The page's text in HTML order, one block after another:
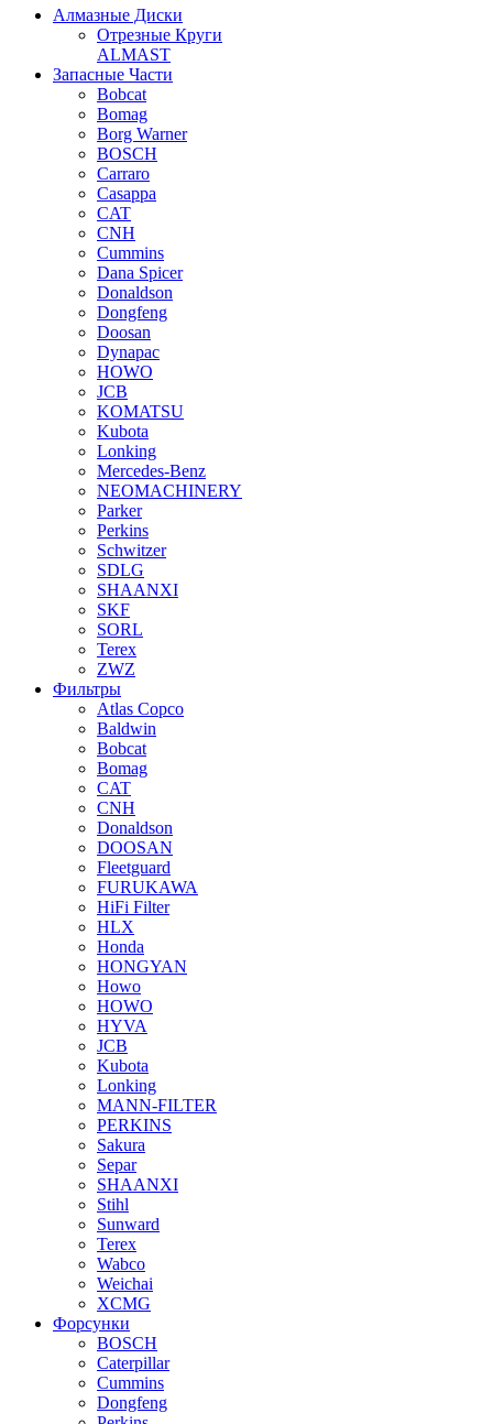
Алмазные Диски
Отрезные Круги
ALMAST
Запасные Части
Bobcat
Bomag
Borg Warner
BOSCH
Carraro
Casappa
CAT
CNH
Cummins
Dana Spicer
Donaldson
Dongfeng
Doosan
Dynapac
HOWO
JCB
KOMATSU
Kubota
Lonking
Mercedes-Benz
NEOMACHINERY
Parker
Perkins
Schwitzer
SDLG
SHAANXI
SKF
SORL
Terex
ZWZ
Фильтры
Atlas Copco
Baldwin
Bobcat
Bomag
CAT
CNH
Donaldson
DOOSAN
Fleetguard
FURUKAWA
HiFi Filter
HLX
Honda
HONGYAN
Howo
HOWO
HYVA
JCB
Kubota
Lonking
MANN-FILTER
PERKINS
Sakura
Separ
SHAANXI
Stihl
Sunward
Terex
Wabco
Weichai
XCMG
Форсунки
BOSCH
Caterpillar
Cummins
Dongfeng